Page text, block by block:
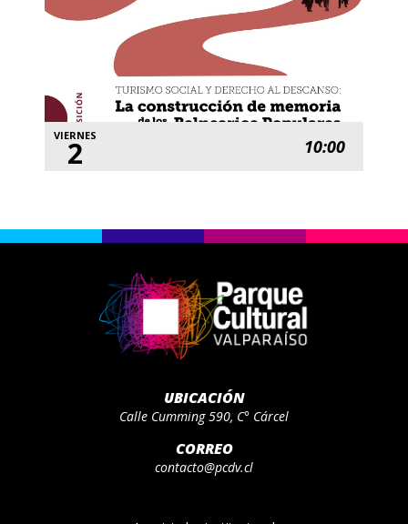
VIERNES
2 10:00
UBICACIÓN
Calle Cumming 590, C° Cárcel
CORREO
contacto@pcdv.cl